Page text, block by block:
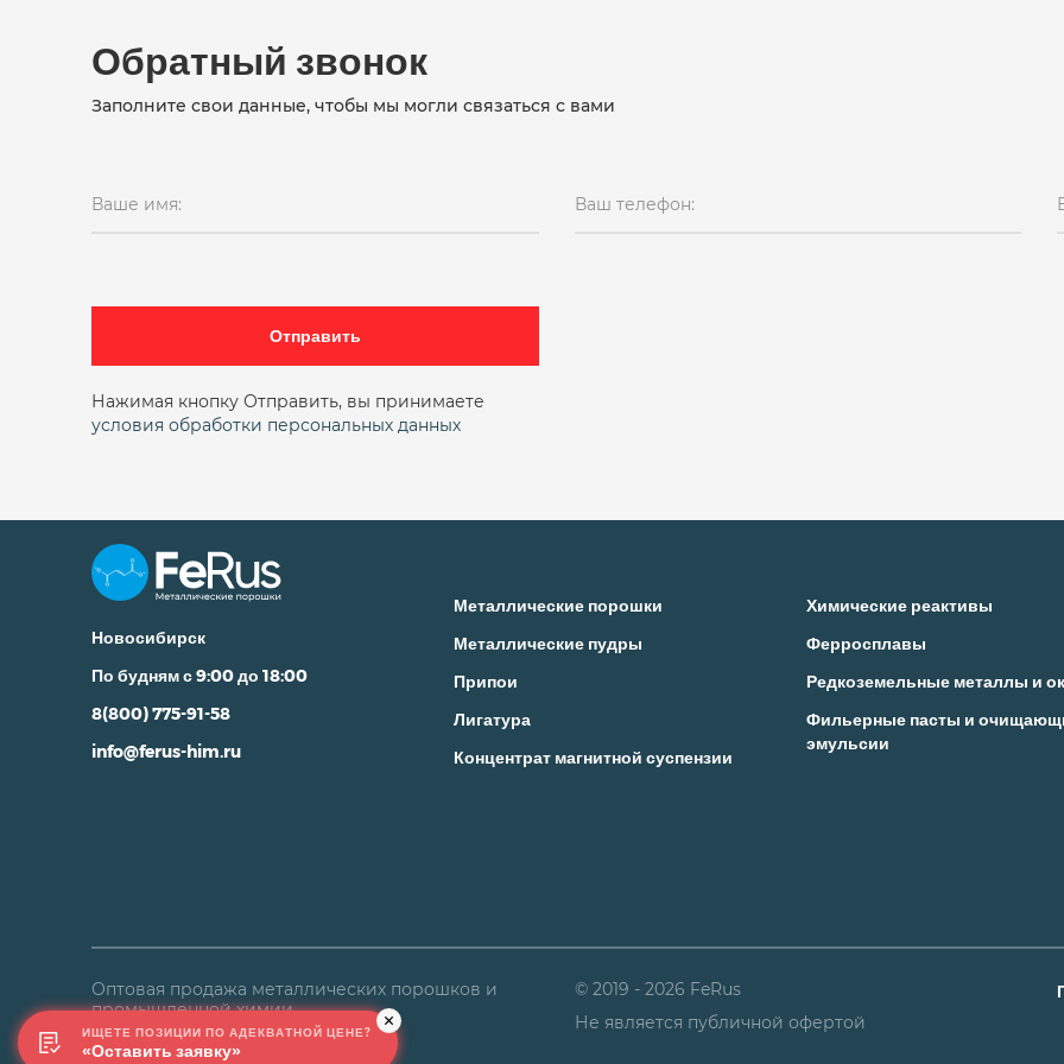
Обратный звонок
Заполните свои данные, чтобы мы могли связаться с вами
Ваше имя: Ваш телефон:
Отправить
Нажимая кнопку Отправить, вы принимаете
условия обработки персональных данных
Новосибирск
По будням с 9:00 до 18:00
8(800) 775-91-58
info@ferus-him.ru
Металлические порошки
Металлические пудры
Припои
Лигатура
Концентрат магнитной суспензии
Химические реактивы
Ферросплавы
Редкоземельные металлы и
Фильерные пасты и
эмульсии
Оптовая продажа металлических порошков и
промышленной химии
© 2019 - 2026 FeRus
Не является публичной офертой
ИЩЕТЕ ПОЗИЦИИ ПО АДЕКВАТНОЙ ЦЕНЕ?
«Оставить заявку»